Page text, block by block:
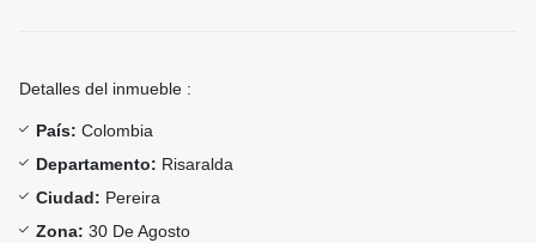
Detalles del inmueble :
País: Colombia
Departamento: Risaralda
Ciudad: Pereira
Zona: 30 De Agosto